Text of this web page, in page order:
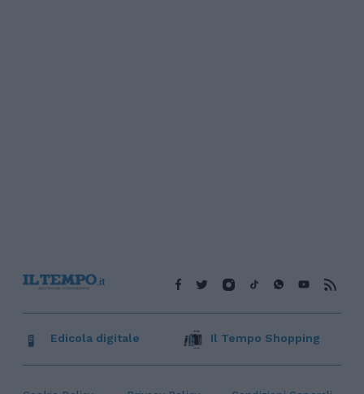
Edicola digitale Il Tempo Shopping